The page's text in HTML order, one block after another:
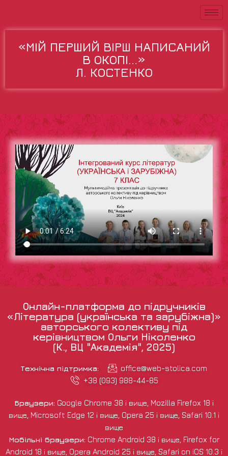
«МІЙ ПЕРШИЙ ВІРШ НАПИСАНИЙ
В ОКОПІ…»
Л. КОСТЕНКО
Онлайн-платформа до підручників
«Література (українська та зарубіжна)»
авторського колективу під
керівництвом Ольги Ніколенко
(К., ВЦ "Академія", 2025)
Технічна підтримка:
office@web-stolica.com
+38 (093) 988-44-85
Браузери: Google Chrome 38 і вище, Mozilla Firefox 18 і
вище, Microsoft Edge 12 і вище, Opera 25 і вище, Safari 10.1 і
вище
Мобільні браузери: Chrome Android 38 і вище, Firefox for
Android 18 і вище, Opera Android 25 і вище, Safari on iOS 10.3 і